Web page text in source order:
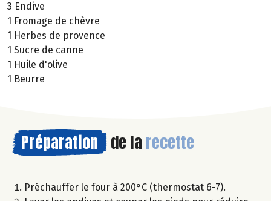
3 Endive
1 Fromage de chèvre
1 Herbes de provence
1 Sucre de canne
1 Huile d'olive
1 Beurre
Préparation de la recette
Préchauffer le four à 200°C (thermostat 6-7).